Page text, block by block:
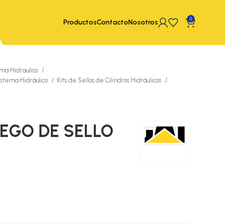
ProductosContactoNosotros 0
Hidraulico
Hidráulico
Kits de Sellos de Cilindros Hidráulicos
DE SELLO